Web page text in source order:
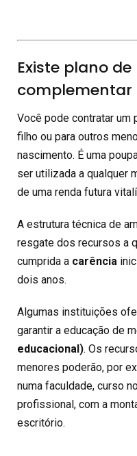
Existe plano
complementar
Você pode contratar um
filho ou para outros
nascimento. É uma
ser utilizada a qualquer
de uma renda futura
A estrutura técnica de
resgate dos recursos a
cumprida a carência
dois anos.
Algumas instituições
garantir a educação de
educacional). Os
menores poderão, por
numa faculdade, curso
profissional, com a
escritório.